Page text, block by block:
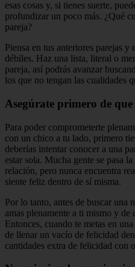
esas cosas y, si tienes suerte,
profundizar un poco más. ¿Qué
pareja?
Piensa en tus anteriores parejas y
débiles. Haz una lista, literal o
pareja, así podrás avanzar
los que no tengan las cualidades
Asegúrate primero de que
Para poder comprometerte
con un chico a tu lado, primero
deberías intentar conocer a una
estar sola. Mucha gente se pasa
relación, pero nunca encuentra
siente feliz dentro de sí misma.
Por lo tanto, antes de buscar una
amas plenamente a ti mismo y de
Entonces, cuando te metas en
de llenar un vacío de felicidad
cantidades extra de felicidad con